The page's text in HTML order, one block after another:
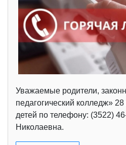
Уважаемые родители,
педагогический колледж»
детей по телефону: (3522)
Николаевна.